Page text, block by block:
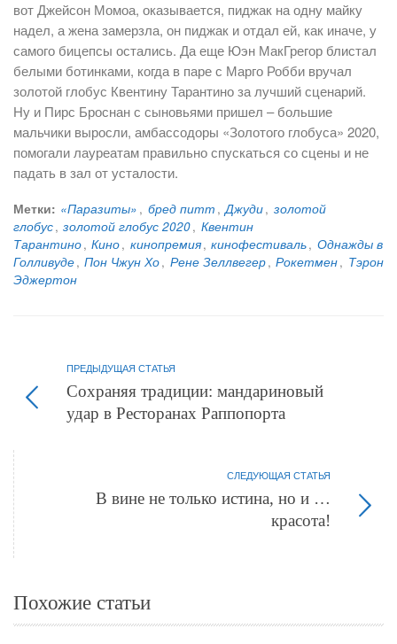
вот Джейсон Момоа, оказывается, пиджак на одну майку
надел, а жена замерзла, он пиджак и отдал ей, как иначе, у
самого бицепсы остались. Да еще Юэн МакГрегор блистал
белыми ботинками, когда в паре с Марго Робби вручал
золотой глобус Квентину Тарантино за лучший сценарий.
Ну и Пирс Броснан с сыновьями пришел – большие
мальчики выросли, амбассодоры «Золотого глобуса» 2020,
помогали лауреатам правильно спускаться со сцены и не
падать в зал от усталости.
Метки: «Паразиты» , бред питт , Джуди, золотой
глобус, золотой глобус 2020, Квентин
Тарантино, Кино, кинопремия, кинофестиваль, Однажды в
Голливуде, Пон Чжун Хо, Рене Зеллвегер, Рокетмен, Тэрон
Эджертон
ПРЕДЫДУЩАЯ СТАТЬЯ
Сохраняя традиции: мандариновый
удар в Ресторанах Раппопорта
СЛЕДУЮЩАЯ СТАТЬЯ
В вине не только истина, но и …
красота!
Похожие статьи